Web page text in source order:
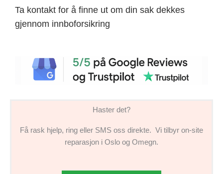
Ta kontakt for å finne ut om din sak dekkes
gjennom innboforsikring
Haster det?
Få rask hjelp, ring eller SMS oss direkte. Vi tilbyr on-site
reparasjon i Oslo og Omegn.